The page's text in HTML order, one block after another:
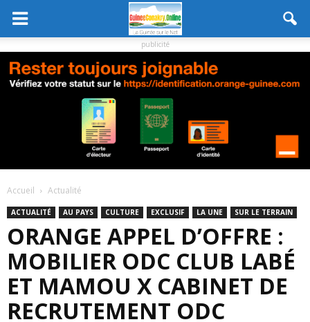
publicité
Accueil Actualité
ACTUALITÉ AU PAYS CULTURE EXCLUSIF LA UNE SUR LE TERRAIN
ORANGE APPEL D’OFFRE :
MOBILIER ODC CLUB LABÉ
ET MAMOU X CABINET DE
RECRUTEMENT ODC